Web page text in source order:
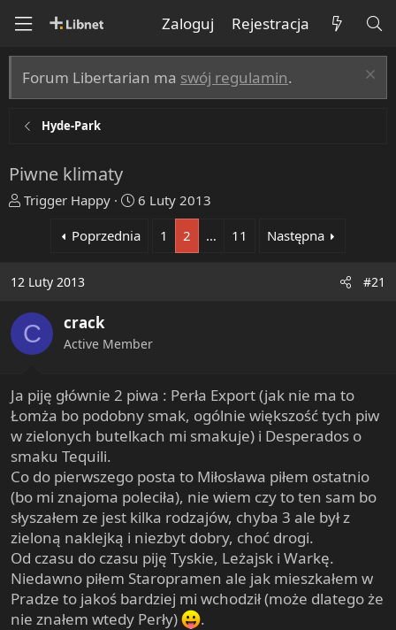
Zaloguj Rejestracja
Forum Libertarian ma swój regulamin.
Hyde-Park
Piwne klimaty
T
a
d
s
t
a
e
r
Trigger Happy
R
z
t
6 Luty 2013
Poprzednia
1 2 … 11 Następna
12 Luty 2013 #21
C crack
Active Member
Ja piję głównie 2 piwa : Perła Export (jak nie ma to
Łomża bo podobny smak, ogólnie większość tych piw
w zielonych butelkach mi smakuje) i Desperados o
smaku Tequili.
Co do pierwszego posta to Miłosława piłem ostatnio
(bo mi znajoma poleciła), nie wiem czy to ten sam bo
słyszałem ze jest kilka rodzajów, chyba 3 ale był z
zieloną naklejką i niezbyt dobry, choć drogi.
Od czasu do czasu piję Tyskie, Leżajsk i Warkę.
Niedawno piłem Staropramen ale jak mieszkałem w
Pradze to jakoś bardziej mi wchodził (może dlatego że
nie znałem wtedy Perły)
.